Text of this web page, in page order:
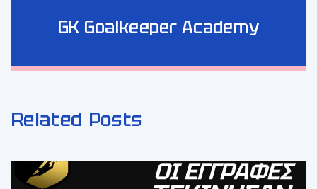
GK Goalkeeper Academy
Related Posts